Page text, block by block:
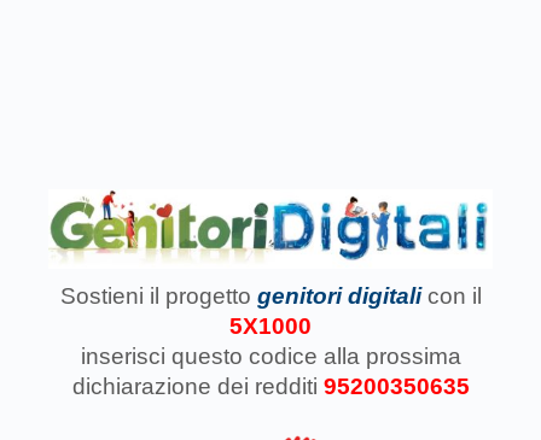
Sostieni il progetto genitori digitali con il
5X1000
inserisci questo codice alla prossima
dichiarazione dei redditi 95200350635